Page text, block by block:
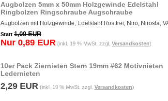
Augbolzen 5mm x 50mm Holzgewinde Edelstahl
Ringbolzen Ringschraube Augschraube
Augbolzen mit Holzgewinde, Edelstahl Rostfrei, Niro, Nirosta,
Statt 1,00 EUR
Nur 0,89 EUR (inkl. 19 % MwSt. zzgl. Versandkosten)
10er Pack Ziernieten Stern 19mm #62 Motivnieten
Ledernieten
2,29 EUR (inkl. 19 % MwSt. zzgl. Versandkosten)